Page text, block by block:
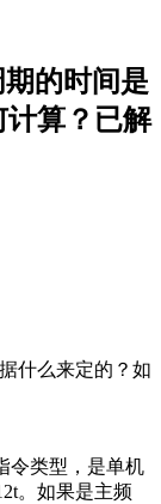
的时间是
计算？已解
什么来定的？如
令类型，是单机
。如果是主频